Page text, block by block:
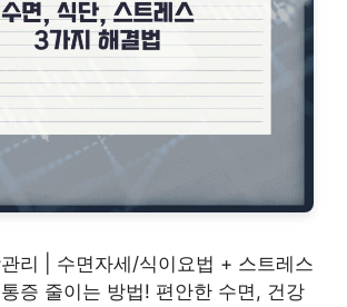
리 | 수면자세/식이요법 + 스트레스
증 줄이는 방법! 편안한 수면, 건강